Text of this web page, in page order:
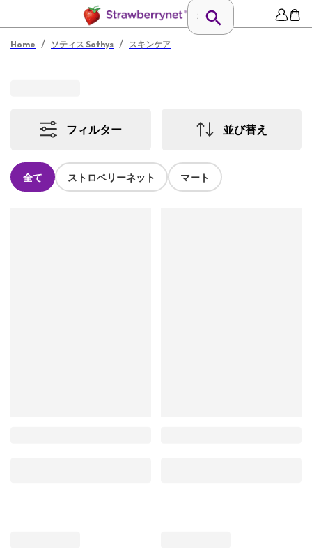
Home / ソティス Sothys / スキンケア
フィルター 並び替え
全て ストロベリーネット マート